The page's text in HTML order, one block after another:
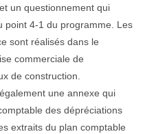
un questionnement qui
point 4-1 du programme. Les
sont réalisés dans le
commerciale de
de construction.
une annexe qui
des dépréciations
extraits du plan comptable